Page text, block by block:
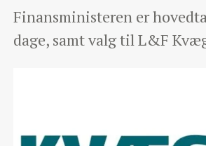
Finansministeren er
dage, samt valg til L&F